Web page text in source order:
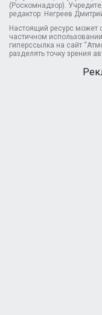
(Роскомнадзор).
редактор: Негреев
Настоящий ресурс может
частичном
гиперссылка на сайт
разделять точку зрения